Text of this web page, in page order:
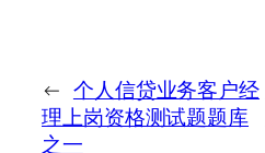
← 个人信贷业务客户经
理上岗资格测试题题库
之一